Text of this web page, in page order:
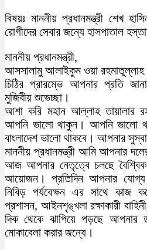
বিষয়ঃ মাননীয় প্রধানমন্ত্রী শেখ
রোগীদের সেবার জন্যে হাসপাতাল
মাননীয় প্রধানমন্ত্রী,
আসসালামু আলাইকুম ওয়া
চিঠির প্রারম্ভে আপনার প্রতি
মুজিবীয় শুভেচ্ছা।
আশা করি মহান আল্লাহ তায়ালার
আপনি ভালো থাকুন। আপনি ভালো
বাংলাদেশ ভালো থাকবে। আপনার
মাননীয় প্রধানমন্ত্রী আমি আপনার
আজ আপনার নেতৃত্বে চলছে বৈশ্বিক
আয়োজন। প্রতিদিন আপনার যোগ্য
নিবিড় পর্যবেক্ষন এর সাথে কাজ
প্রশাসন, আইনশৃঙ্খলা রক্ষাকারী
দিক থেকে ঝাপিয়ে পড়ছে আপনার
মোকাবেলা করার জন্যে।